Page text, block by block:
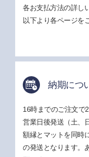
各お支払方法の詳し
以下より各ページを
納期につ
16時までのご注文で
営業日後発送（土、
額縁とマットを同時
の発送となります。